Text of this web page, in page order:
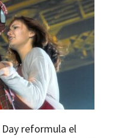
reformula el